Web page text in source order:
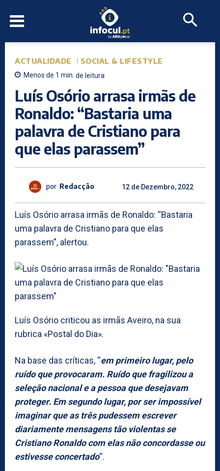
ACTUALIDADE SOCIAL & LIFESTYLE
Menos de 1 min. de leitura
Luís Osório arrasa irmãs de
Ronaldo: “Bastaria uma
palavra de Cristiano para
que elas parassem”
por Redacção 12 de Dezembro, 2022
Luís Osório arrasa irmãs de Ronaldo: “Bastaria
uma palavra de Cristiano para que elas
parassem”, alertou.
Luís Osório criticou as irmãs Aveiro, na sua
rubrica «Postal do Dia».
Na base das críticas, “em primeiro lugar, pelo
ruído que provocaram. Ruído que fragilizou a
seleção nacional e a pessoa que desejavam
proteger. Em segundo lugar, por ser impossível
imaginar que as três pudessem escrever
diariamente mensagens tão violentas se
Cristiano Ronaldo com elas não concordasse ou
estivesse concertado“.